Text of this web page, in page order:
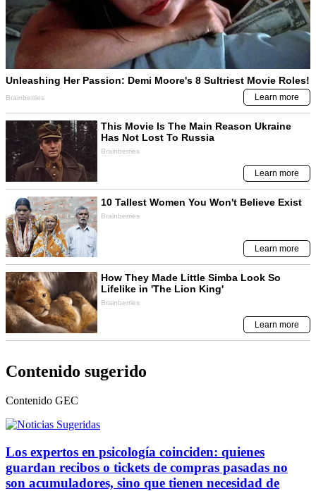
Contenido sugerido
Contenido GEC
Los expertos en psicología coinciden: quienes
guardan recibos o tickets de compras pasadas no
son acumuladores, sino que tienen necesidad de